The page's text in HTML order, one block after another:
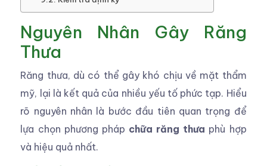
Nguyên Nhân Gây Răng
Thưa
Răng thưa, dù có thể gây khó chịu về mặt thẩm
mỹ, lại là kết quả của nhiều yếu tố phức tạp. Hiểu
rõ nguyên nhân là bước đầu tiên quan trọng để
lựa chọn phương pháp chữa răng thưa phù hợp
và hiệu quả nhất.